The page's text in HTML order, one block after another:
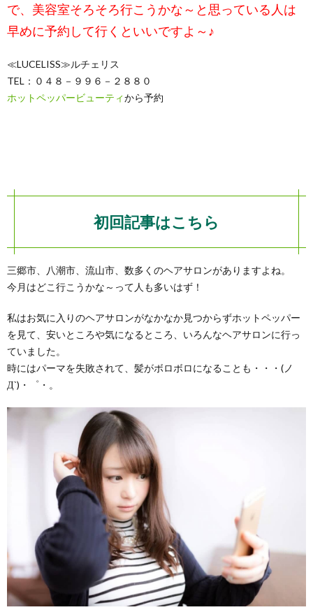
で、 美容室そろそろ行こうかな～と思っている人は
早めに予約して行くといいですよ～♪
≪LUCELISS≫ルチェリス
TEL：０４８－９９６－２８８０
ホットペッパービューティから予約
初回記事はこちら
三郷市、八潮市、流山市、数多くのヘアサロンがありますよね。
今月はどこ行こうかな～って人も多いはず！
私はお気に入りのヘアサロンがなかなか見つからずホットペッパー
を見て、安いところや気になるところ、いろんなヘアサロンに行っ
ていました。
時にはパーマを失敗されて、髪がボロボロになることも・・・(ノ
Д`)・゜・。